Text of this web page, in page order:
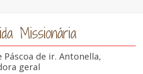
Missionária
Páscoa de ir. Antonella,
geral